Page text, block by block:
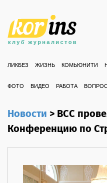
ЛИКБЕЗ ЖИЗНЬ КОМЬЮНИТИ
ФОТО ВИДЕО РАБОТА
Новости>ВСС
Конференцию по